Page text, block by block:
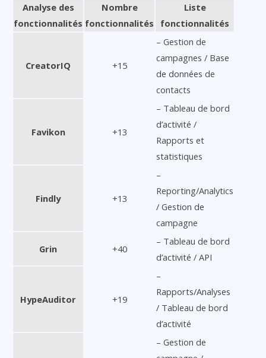
Analyse des
fonctionnalités
Nombre
fonctionnalités
Liste
fonctionnalités
CreatorIQ +15
– Gestion de
campagnes / Base
de données de
contacts
Favikon +13
– Tableau de bord
d’activité /
Rapports et
statistiques
Findly +13
–
Reporting/Analytics
/ Gestion de
campagne
Grin +40
– Tableau de bord
d’activité / API
HypeAuditor +19
–
Rapports/Analyses
/ Tableau de bord
d’activité
– Gestion de